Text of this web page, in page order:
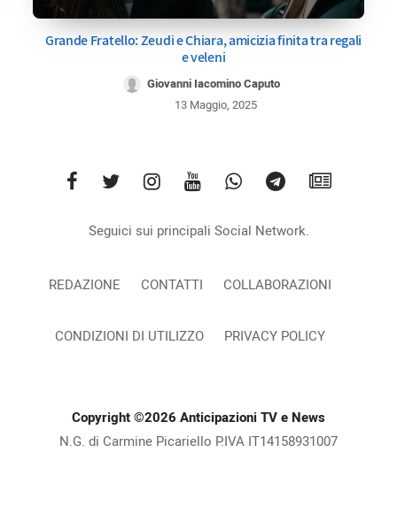
Grande Fratello: Zeudi e Chiara, amicizia finita tra regali
e veleni
Giovanni Iacomino Caputo
13 Maggio, 2025
Seguici sui principali Social Network.
REDAZIONE CONTATTI COLLABORAZIONI
CONDIZIONI DI UTILIZZO PRIVACY POLICY
Copyright ©2026 Anticipazioni TV e News
N.G. di Carmine Picariello P.IVA IT14158931007